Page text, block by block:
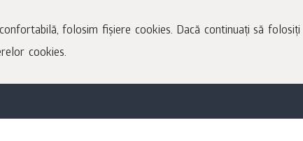
folosim fișiere cookies. Dacă continuați să folosiți
cookies.